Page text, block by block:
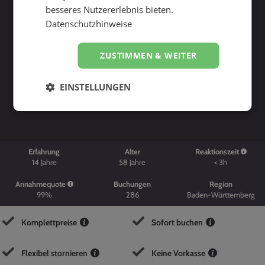
Suche starten
Erfahrung
14 Jahre
Alter
58 Jahre
Reaktionszeit
< 3h
Annahmequote
99%
Buchungen
286
Region
Baden-Württemberg
Komplettpreise Sofort buchen
Flexibel stornieren Keine Vorkasse
besseres Nutzererlebnis bieten.
Datenschutzhinweise
ZUSTIMMEN & WEITER
EINSTELLUNGEN